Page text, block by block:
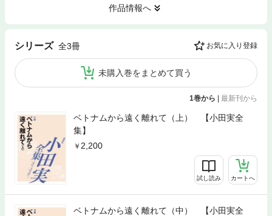
作品情報へ
シリーズ 全3冊 お気に入り登録
未購入巻をまとめて買う
1巻から | 最新刊から
ベトナムから遠く離れて（上） 【小田実全
集】
2,200
試し読み カートへ
ベトナムから遠く離れて（中） 【小田実全